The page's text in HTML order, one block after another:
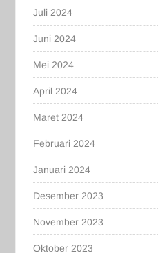
Juli 2024
Juni 2024
Mei 2024
April 2024
Maret 2024
Februari 2024
Januari 2024
Desember 2023
November 2023
Oktober 2023